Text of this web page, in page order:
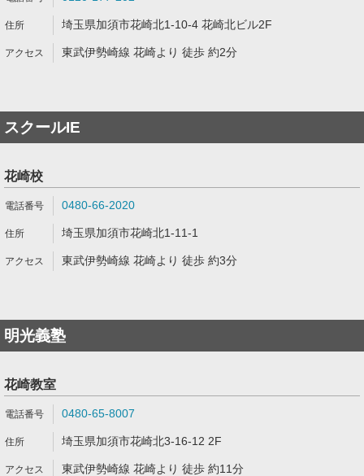
埼玉県加須市花崎北1-10-4 花崎北ビル2F
東武伊勢崎線 花崎より 徒歩 約2分
スクールIE
花崎校
0480-66-2020
埼玉県加須市花崎北1-11-1
東武伊勢崎線 花崎より 徒歩 約3分
明光義塾
花崎教室
0480-65-8007
埼玉県加須市花崎北3-16-12 2F
東武伊勢崎線 花崎より 徒歩 約11分